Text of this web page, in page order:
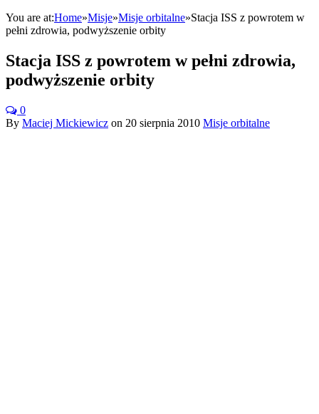
You are at:Home»Misje»Misje orbitalne»Stacja ISS z powrotem w
pełni zdrowia, podwyższenie orbity
Stacja ISS z powrotem w pełni zdrowia,
podwyższenie orbity
0
By Maciej Mickiewicz on 20 sierpnia 2010 Misje orbitalne